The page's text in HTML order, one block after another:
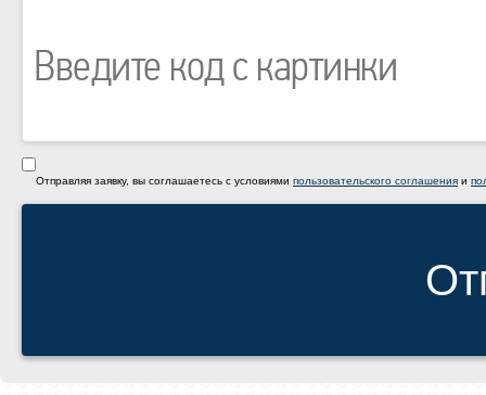
Отправляя заявку, вы соглашаетесь с условиями пользовательского соглашения и